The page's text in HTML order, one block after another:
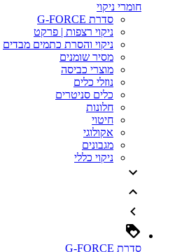
חומרי ניקוי
סדרת G-FORCE
ניקוי רצפות | פרקט
ניקוי והסרת כתמים מבדים
מסיר שומנים
מוצרי כביסה
נוזלי כלים
כלים סניטרים
חלונות
חיטוי
אקולוגי
מגבונים
ניקוי כללי
סדרת G-FORCE